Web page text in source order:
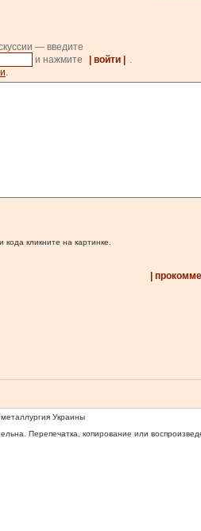
— введите
и нажмите | войти |
.
.
кликните на картинке.
|
Украины
Перепечатка, копирование или